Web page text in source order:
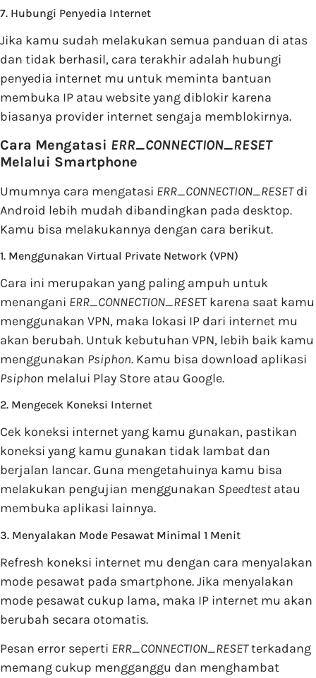
7. Hubungi Penyedia Internet
Jika kamu sudah melakukan semua panduan di atas
dan tidak berhasil, cara terakhir adalah hubungi
penyedia internet mu untuk meminta bantuan
membuka IP atau website yang diblokir karena
biasanya provider internet sengaja memblokirnya.
Cara Mengatasi ERR_CONNECTION_RESET
Melalui Smartphone
Umumnya cara mengatasi ERR_CONNECTION_RESETdi
Android lebih mudah dibandingkan pada desktop.
Kamu bisa melakukannya dengan cara berikut.
1. Menggunakan Virtual Private Network (VPN)
Cara ini merupakan yang paling ampuh untuk
menangani ERR_CONNECTION_RESET karena saat kamu
menggunakan VPN, maka lokasi IP dari internet mu
akan berubah. Untuk kebutuhan VPN, lebih baik kamu
menggunakan Psiphon. Kamu bisa download aplikasi
Psiphon melalui Play Store atau Google.
2. Mengecek Koneksi Internet
Cek koneksi internet yang kamu gunakan, pastikan
koneksi yang kamu gunakan tidak lambat dan
berjalan lancar. Guna mengetahuinya kamu bisa
melakukan pengujian menggunakan Speedtestatau
membuka aplikasi lainnya.
3. Menyalakan Mode Pesawat Minimal 1 Menit
Refresh koneksi internet mu dengan cara menyalakan
mode pesawat pada smartphone. Jika menyalakan
mode pesawat cukup lama, maka IP internet mu akan
berubah secara otomatis.
Pesan error seperti ERR_CONNECTION_RESETterkadang
memang cukup mengganggu dan menghambat